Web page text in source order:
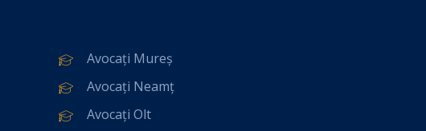
Avocați Mureș
Avocați Neamț
Avocați Olt